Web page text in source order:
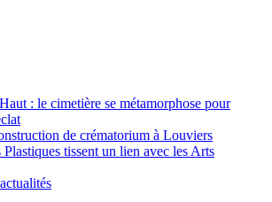
: le cimetière se métamorphose pour
de crématorium à Louviers
tissent un lien avec les Arts